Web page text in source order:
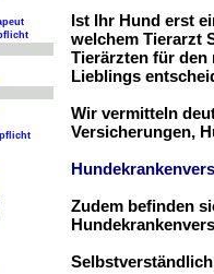
Ist Ihr Hund erst
welchem Tierarzt
Tierärzten für den
Lieblings
Wir vermitteln
Versicherungen,
Zudem befinden